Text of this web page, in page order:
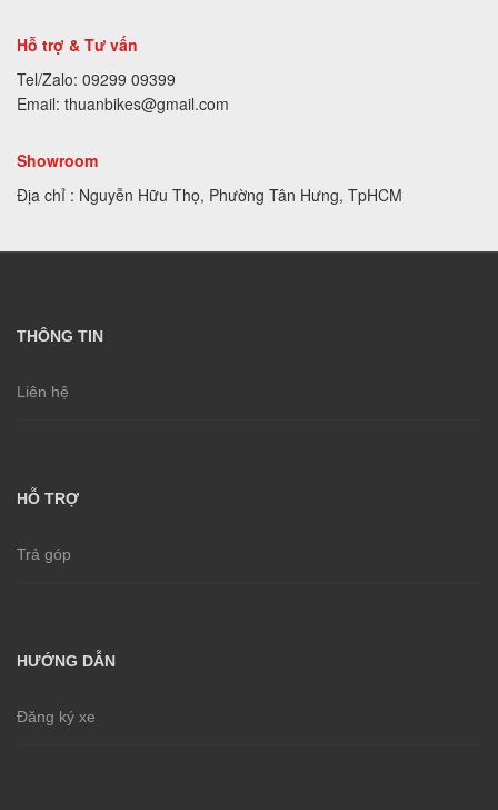
Hỗ trợ & Tư vấn
Tel/Zalo: 09299 09399
Email: thuanbikes@gmail.com
Showroom
Địa chỉ : Nguyễn Hữu Thọ, Phường Tân Hưng, TpHCM
THÔNG TIN
Liên hệ
HỖ TRỢ
Trả góp
HƯỚNG DẪN
Đăng ký xe